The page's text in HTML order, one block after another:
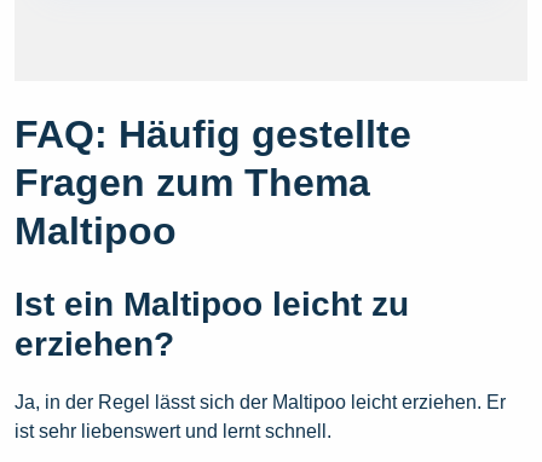
FAQ: Häufig gestellte
Fragen zum Thema
Maltipoo
Ist ein Maltipoo leicht zu
erziehen?
Ja, in der Regel lässt sich der Maltipoo leicht erziehen. Er
ist sehr liebenswert und lernt schnell.